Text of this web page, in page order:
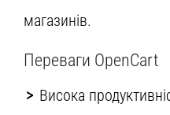
магазинів.
Переваги OpenCart
Висока